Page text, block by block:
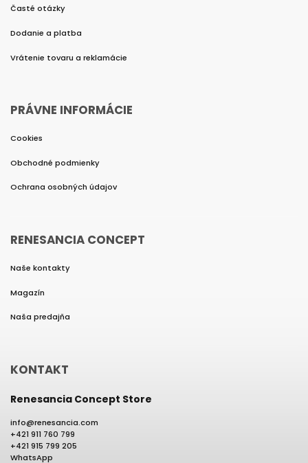
Časté otázky
Dodanie a platba
Vrátenie tovaru a reklamácie
PRÁVNE INFORMÁCIE
Cookies
Obchodné podmienky
Ochrana osobných údajov
RENESANCIA CONCEPT
Naše kontakty
Magazín
Naša predajňa
KONTAKT
Renesancia Concept Store
info@renesancia.com
+421 911 760 799
+421 915 799 205
WhatsApp